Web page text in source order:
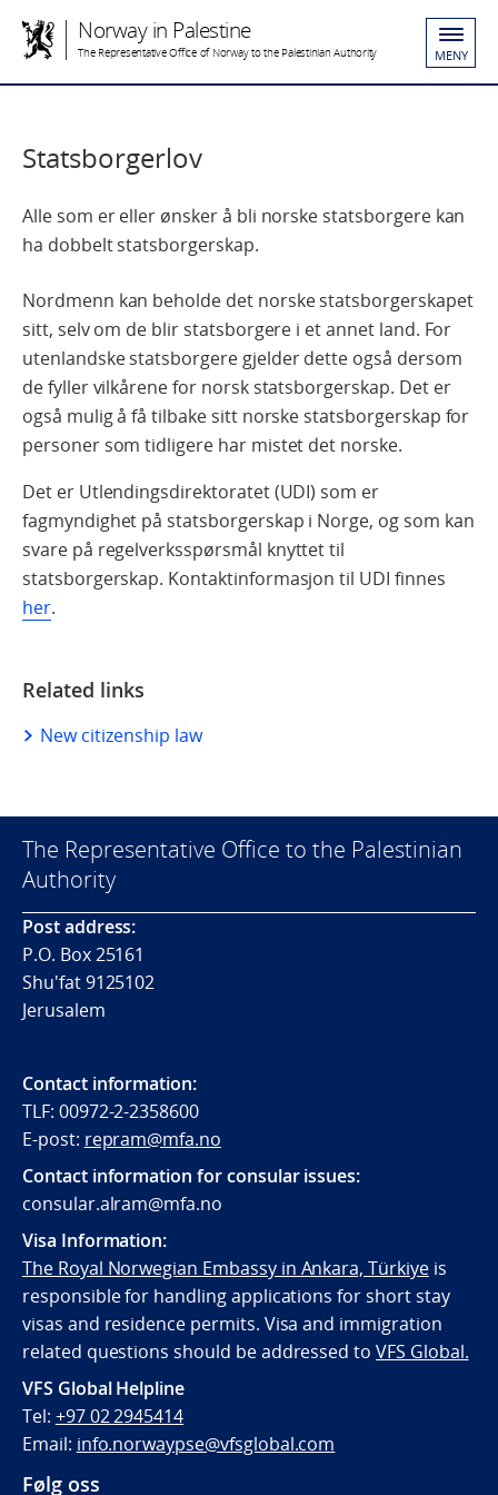
Norway in Palestine
The Representative Office of Norway to the Palestinian Authority MENY
Statsborgerlov
Alle som er eller ønsker å bli norske statsborgere kan
ha dobbelt statsborgerskap.
Nordmenn kan beholde det norske statsborgerskapet
sitt, selv om de blir statsborgere i et annet land. For
utenlandske statsborgere gjelder dette også dersom
de fyller vilkårene for norsk statsborgerskap. Det er
også mulig å få tilbake sitt norske statsborgerskap for
personer som tidligere har mistet det norske.
Det er Utlendingsdirektoratet (UDI) som er
fagmyndighet på statsborgerskap i Norge, og som kan
svare på regelverksspørsmål knyttet til
statsborgerskap. Kontaktinformasjon til UDI finnes
her.
Related links
New citizenship law
The Representative Office to the Palestinian
Authority
Post address:
P.O. Box 25161
Shu'fat 9125102
Jerusalem
Contact information:
TLF: 00972-2-2358600
E-post: repram@mfa.no
Contact information for consular issues:
consular.alram@mfa.no
Visa Information:
The Royal Norwegian Embassy in Ankara, Türkiyeis
responsible for handling applications for short stay
visas and residence permits. Visa and immigration
related questions should be addressed toVFS Global.
VFS Global Helpline
Tel: +97 02 2945414
Email: info.norwaypse@vfsglobal.com
Følg oss